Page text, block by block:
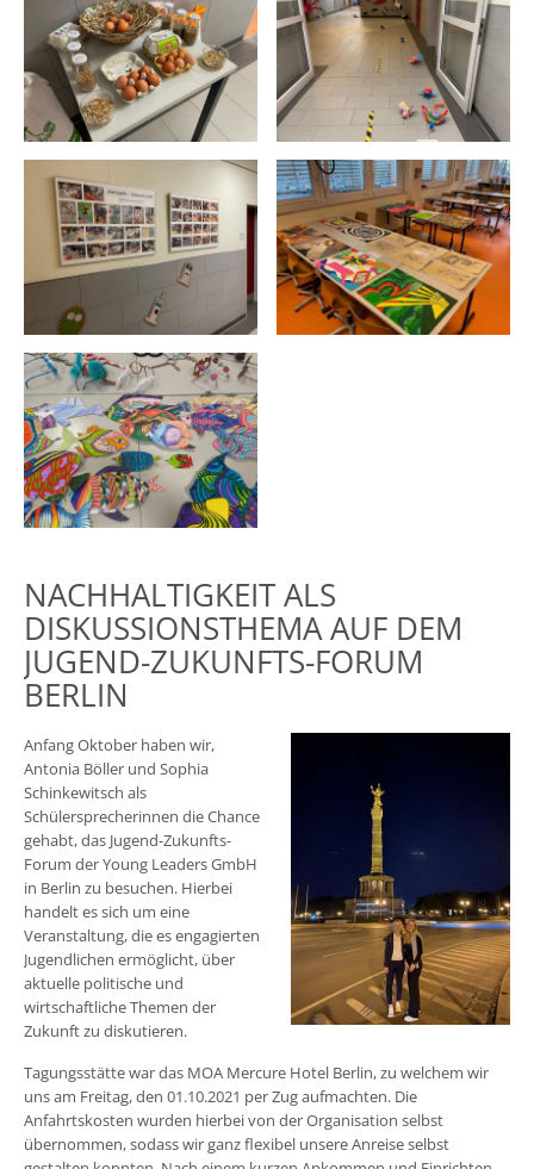
NACHHALTIGKEIT ALS
DISKUSSIONSTHEMA AUF DEM
JUGEND-ZUKUNFTS-FORUM
BERLIN
Anfang Oktober haben wir,
Antonia Böller und Sophia
Schinkewitsch als
Schülersprecherinnen die Chance
gehabt, das Jugend-Zukunfts-
Forum der Young Leaders GmbH
in Berlin zu besuchen. Hierbei
handelt es sich um eine
Veranstaltung, die es engagierten
Jugendlichen ermöglicht, über
aktuelle politische und
wirtschaftliche Themen der
Zukunft zu diskutieren.
Tagungsstätte war das MOA Mercure Hotel Berlin, zu welchem wir
uns am Freitag, den 01.10.2021 per Zug aufmachten. Die
Anfahrtskosten wurden hierbei von der Organisation selbst
übernommen, sodass wir ganz flexibel unsere Anreise selbst